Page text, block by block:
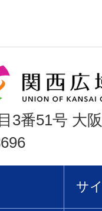
3番51号 大
サ